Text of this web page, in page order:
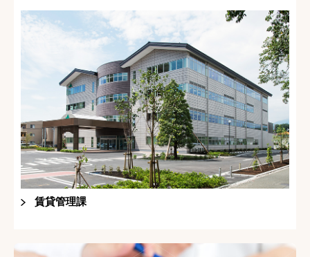
賃貸管理課